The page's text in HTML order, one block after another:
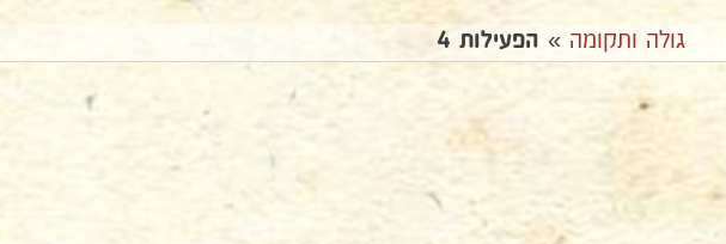
גולה ותקומה » הפעילות 4